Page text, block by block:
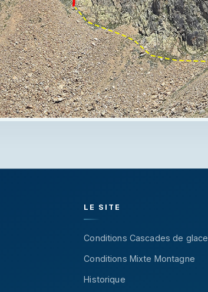
LE SITE
Conditions Cascades de glace
Conditions Mixte Montagne
Historique